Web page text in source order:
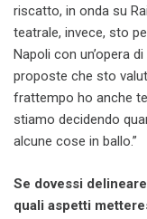
riscatto, in onda su
teatrale, invece, sto
Napoli con un’opera
proposte che sto
frattempo ho anche
stiamo decidendo
alcune cose in ballo.”
Se dovessi
quali aspetti